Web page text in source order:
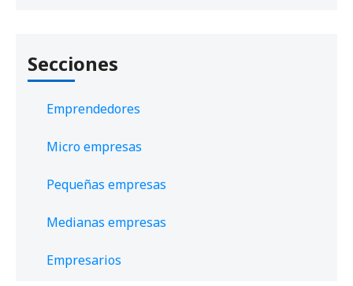
Secciones
Emprendedores
Micro empresas
Pequeñas empresas
Medianas empresas
Empresarios